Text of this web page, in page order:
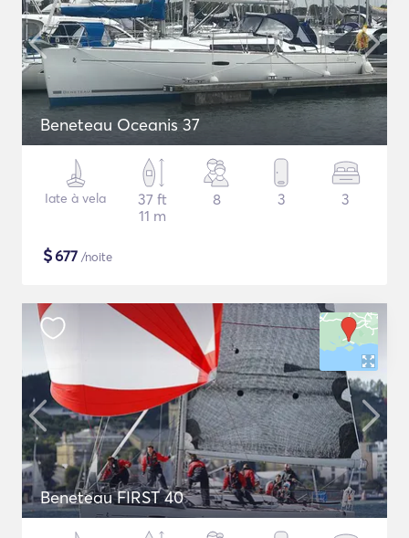
Beneteau Oceanis 37
Iate à vela
37 ft
11 m
8 3 3
$677 /noite
Beneteau FIRST 40